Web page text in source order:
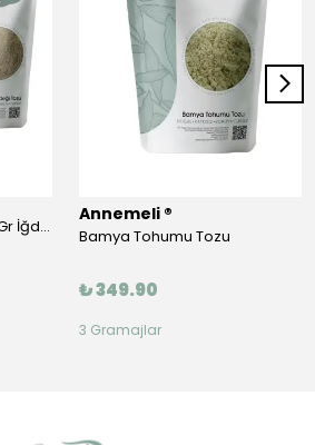
1 Alana 1 Bedava 2x500 Gr İğde ve Çekirdeği Tozu
Annemeli ®
Bamya Tohumu Tozu
₺ 349.90
3 Gramajlar